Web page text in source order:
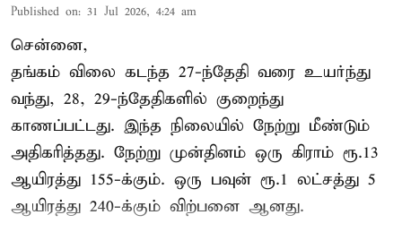
Published on: 31 Jul 2026, 4:24 am
சென்னை,
தங்கம் விலை கடந்த 27-ந்தேதி வரை உயர்ந்து
வந்து, 28, 29-ந்தேதிகளில் குறைந்து
காணப்பட்டது. இந்த நிலையில் நேற்று மீண்டும்
அதிகரித்தது. நேற்று முன்தினம் ஒரு கிராம் ரூ.13
ஆயிரத்து 155-க்கும். ஒரு பவுன் ரூ.1 லட்சத்து 5
ஆயிரத்து 240-க்கும் விற்பனை ஆனது.